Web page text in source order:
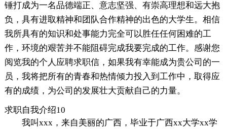
锤打成为一名品德端正、意志坚强、有崇高理想和远大抱
负，具有进取精神和团队合作精神的出色的大学生。相信
我所具有的知识和处事能力完全可以胜任任何困难的工
作，环境的艰苦并不能阻碍完成我要完成的工作。感谢您
阅览我的个人应聘求职信，如果我有幸能成为贵公司的一
员，我将把所有的青春和热情倾力投入到工作中，取得应
有的成绩，为公司的发展壮大贡献自己的力量。
求职自我介绍10
我叫xxx，来自美丽的广西，毕业于广西xx大学xx学